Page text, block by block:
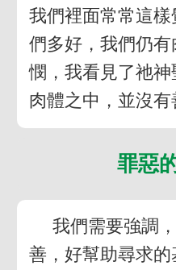
我們裡面常常這
們多好，我們仍
憫，我看見了祂
肉體之中，並沒有
罪惡
我們需要強調
善，好幫助尋求